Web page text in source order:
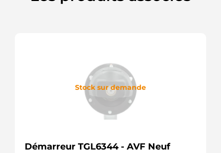
FG15T063
Stock sur demande
Démarreur TGL6344 - AVF Neuf